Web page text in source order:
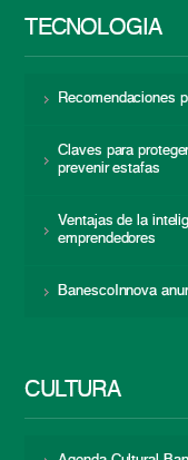
TECNOLOGÍA
Recomendaciones
Claves para
prevenir estafas
Ventajas de la
emprendedores
BanescoInnova
CULTURA